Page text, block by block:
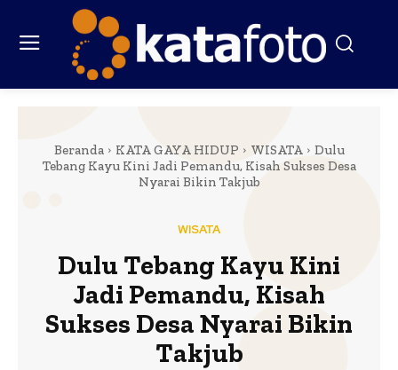
Beranda KATA GAYA HIDUP WISATA
Dulu
Tebang Kayu Kini Jadi Pemandu, Kisah Sukses Desa
Nyarai Bikin Takjub
WISATA
Dulu Tebang Kayu Kini
Jadi Pemandu, Kisah
Sukses Desa Nyarai Bikin
Takjub